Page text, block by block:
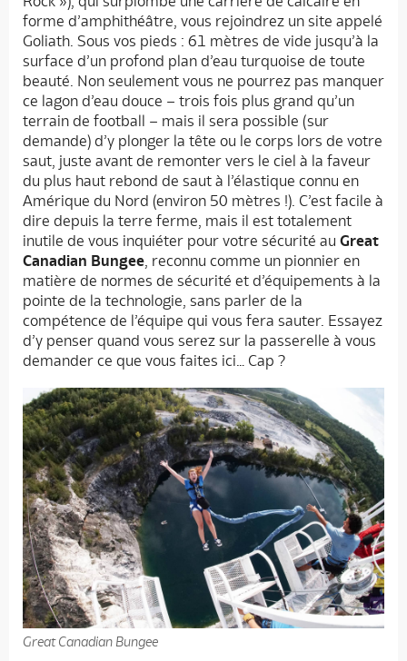
forme d’amphithéâtre, vous rejoindrez un site appelé
Goliath. Sous vos pieds : 61 mètres de vide jusqu’à la
surface d’un profond plan d’eau turquoise de toute
beauté. Non seulement vous ne pourrez pas manquer
ce lagon d’eau douce – trois fois plus grand qu’un
terrain de football – mais il sera possible (sur
demande) d’y plonger la tête ou le corps lors de votre
saut, juste avant de remonter vers le ciel à la faveur
du plus haut rebond de saut à l’élastique connu en
Amérique du Nord (environ 50 mètres !). C’est facile à
dire depuis la terre ferme, mais il est totalement
inutile de vous inquiéter pour votre sécurité au Great
Canadian Bungee , reconnu comme un pionnier en
matière de normes de sécurité et d’équipements à la
pointe de la technologie, sans parler de la
compétence de l’équipe qui vous fera sauter. Essayez
d’y penser quand vous serez sur la passerelle à vous
demander ce que vous faites ici… Cap ?
Great Canadian Bungee